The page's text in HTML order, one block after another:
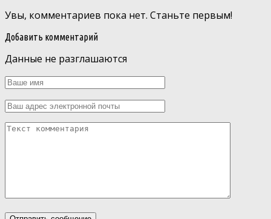
Увы, комментариев пока нет. Станьте первым!
Добавить комментарий
Данные не разглашаются